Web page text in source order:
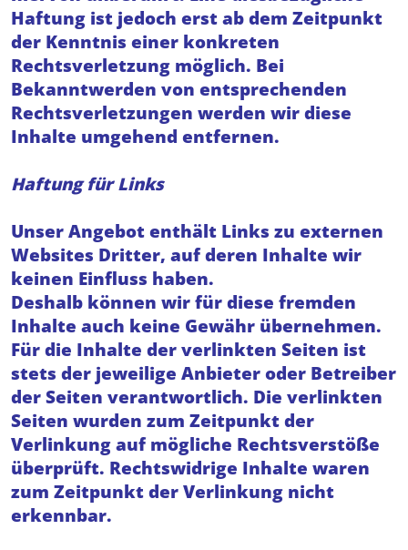
Haftung ist jedoch erst ab dem Zeitpunkt
der Kenntnis einer konkreten
Rechtsverletzung möglich. Bei
Bekanntwerden von entsprechenden
Rechtsverletzungen werden wir diese
Inhalte umgehend entfernen.
Haftung für Links
Unser Angebot enthält Links zu externen
Websites Dritter, auf deren Inhalte wir
keinen Einfluss haben.
Deshalb können wir für diese fremden
Inhalte auch keine Gewähr übernehmen.
Für die Inhalte der verlinkten Seiten ist
stets der jeweilige Anbieter oder Betreiber
der Seiten verantwortlich. Die verlinkten
Seiten wurden zum Zeitpunkt der
Verlinkung auf mögliche Rechtsverstöße
überprüft. Rechtswidrige Inhalte waren
zum Zeitpunkt der Verlinkung nicht
erkennbar.